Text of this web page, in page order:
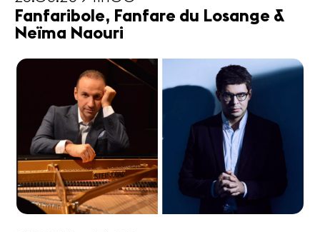
Fanfaribole, Fanfare du Losange &
Neïma Naouri